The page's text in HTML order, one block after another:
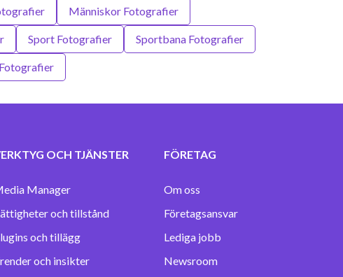
Människor Fotografier
Sport Fotografier Sportbana Fotografier
OCH TJÄNSTER
Manager
och tillstånd
och insikter
FÖRETAG
Om oss
Företagsansvar
Lediga jobb
Newsroom